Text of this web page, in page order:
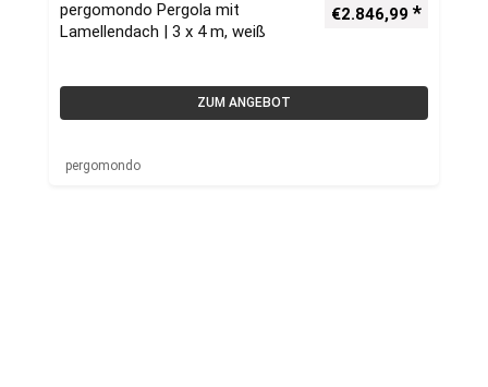
pergomondo Pergola mit
Lamellendach | 3 x 4 m, weiß
€2.846,99
ZUM ANGEBOT
pergomondo